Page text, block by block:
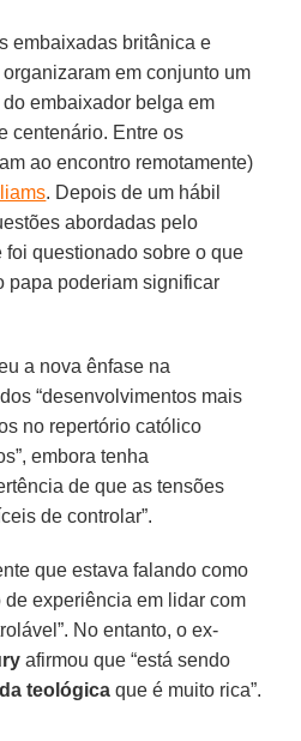
embaixadas britânica e
organizaram em conjunto um
embaixador belga em
centenário. Entre os
ao encontro remotamente)
. Depois de um hábil
abordadas pelo
foi questionado sobre o que
papa poderiam significar
a nova ênfase na
“desenvolvimentos mais
no repertório católico
embora tenha
de que as tensões
de controlar”.
que estava falando como
de experiência em lidar com
No entanto, o ex-
afirmou que “está sendo
teológica que é muito rica”.